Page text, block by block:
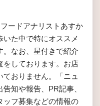
ードアナリストあすか
いた中で特にオススメ
。なお、星付きで紹介
をしております。お店
おりません。「ニュ
知や報告、PR記事、
ッフ募集などの情報の